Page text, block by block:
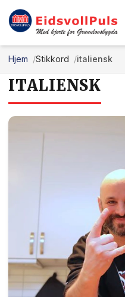
Hjem Stikkord italiensk
ITALIENSK